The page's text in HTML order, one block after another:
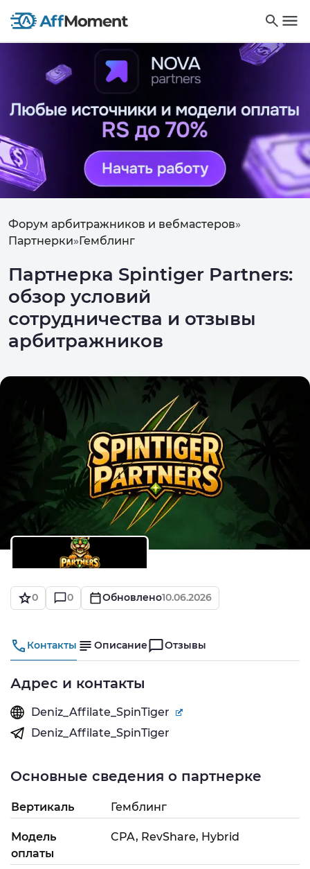
Форум арбитражников и вебмастеров»
Партнерки»Гемблинг
Партнерка Spintiger Partners:
обзор условий
сотрудничества и отзывы
арбитражников
0 0 Обновлено10.06.2026
Контакты Описание Отзывы
Адрес и контакты
Deniz_Affilate_SpinTiger
Deniz_Affilate_SpinTiger
Основные сведения о партнерке
Вертикаль Гемблинг
Модель
оплаты
CPA, RevShare, Hybrid